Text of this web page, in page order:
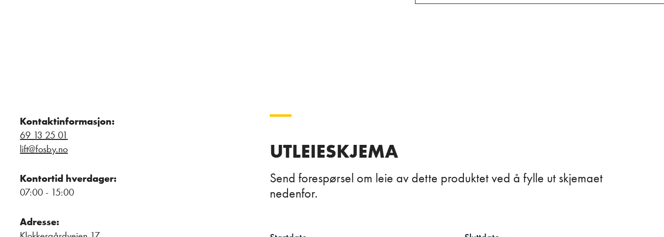
Kontaktinformasjon:
69 13 25 01
lift@fosby.no
Kontortid hverdager:
07:00 - 15:00
Adresse:
UTLEIESKJEMA
Send forespørsel om leie av dette produktet ved å fylle ut skjemaet
nedenfor.